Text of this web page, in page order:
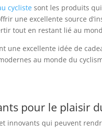
cycliste sont les produits
une excellente source
tout en restant lié au
une excellente idée de
au monde du
pour le plaisir
innovants qui peuvent